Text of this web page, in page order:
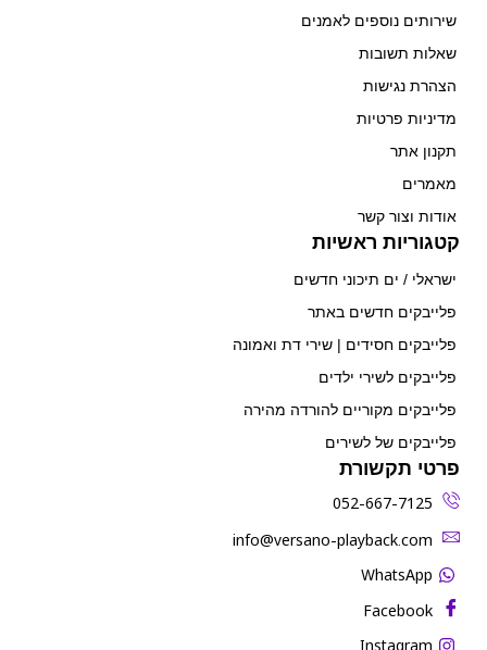
שירותים נוספים לאמנים
שאלות תשובות
הצהרת נגישות
מדיניות פרטיות
תקנון אתר
מאמרים
אודות וצור קשר
קטגוריות ראשיות
ישראלי / ים תיכוני חדשים
פלייבקים חדשים באתר
פלייבקים חסידים | שירי דת ואמונה
פלייבקים לשירי ילדים
פלייבקים מקוריים להורדה מהירה
פלייבקים של לשירים
פרטי תקשורת
052-667-7125
‫info@versano-playback.com‬
WhatsApp
Facebook
Instagram